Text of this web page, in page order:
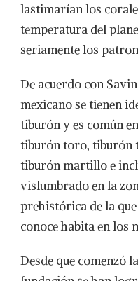
lastimarían los
temperatura del
seriamente los
De acuerdo con
mexicano se tienen
tiburón y es común
tiburón toro, tiburón
tiburón martillo e
vislumbrado en la
prehistórica de la
conoce habita en los
Desde que comenzó